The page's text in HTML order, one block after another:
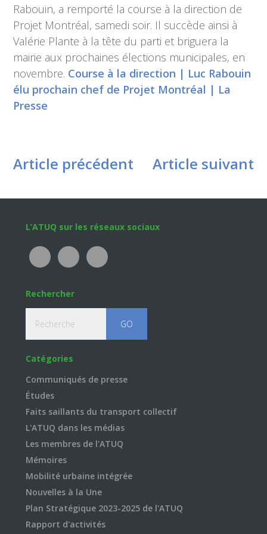
Rabouin, a remporté la course à la direction de
Projet Montréal, samedi soir. Il succède ainsi à
Valérie Plante à la tête du parti et briguera la
mairie aux prochaines élections municipales, en
novembre. Course à la direction | Luc Rabouin
élu prochain chef de Projet Montréal | La
Presse
Article précédent Article suivant
Footer
L’ATUQ sur les réseaux sociaux
Rechercher
Catégories
Communiqués de presse
Études
Faits saillants du transport collectif
L'ATUQ dans les médias
Les membres de l'ATUQ
Mémoires
Mobilité urbaine intégrée
Nouvelles à la Une
Plan Stratégique 2023-2025 de l'ATUQ
Rapport d'activités